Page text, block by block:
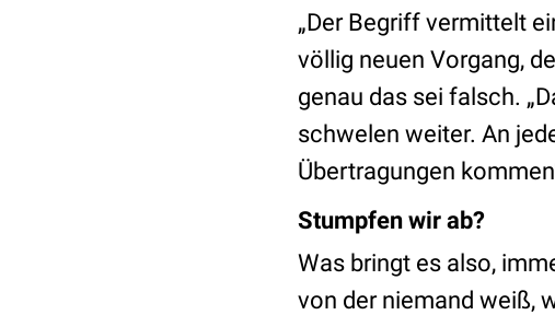
„Der Begriff vermittelt
völlig neuen Vorgang,
genau das sei falsch.
schwelen weiter. An
Übertragungen
Stumpfen wir ab?
Was bringt es also,
von der niemand weiß,